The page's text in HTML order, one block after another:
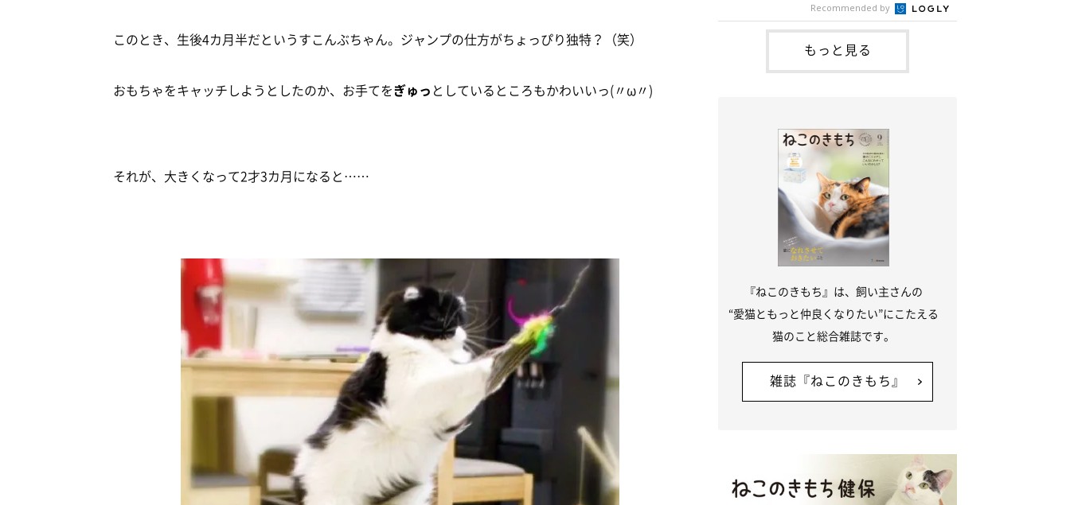
このとき、生後4カ月半だというすこんぶちゃん。ジャンプの仕方がちょっぴり独特？（笑）
おもちゃをキャッチしようとしたのか、お手てをぎゅっ としているところもかわいいっ(〃ω〃)
それが、大きくなって2才3カ月になると……
ため、当時はケージの中で過ごしていまし
た。鳴いてアピールするももち
ん。@doddou_1今回紹介するのは、
X（旧Twitter）ユーザー@doddou_1さん
の愛猫・ドンちゃん（取材時、推定6才／
本名：ドミトリー・ドンスコイ）。ドンち
ゃんは、保護猫でした。ドンちゃんが見つ
かったのは、飼い主さんの姉の勤め先の敷
Recommended by
もっと見る
『ねこのきもち』は、飼い主さんの
“愛猫ともっと仲良くなりたい”にこたえる
猫のこと総合雑誌です。
雑誌『ねこのきもち』